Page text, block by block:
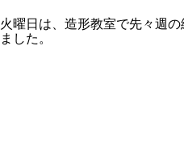
火曜日は、造形教室で先々週
ました。